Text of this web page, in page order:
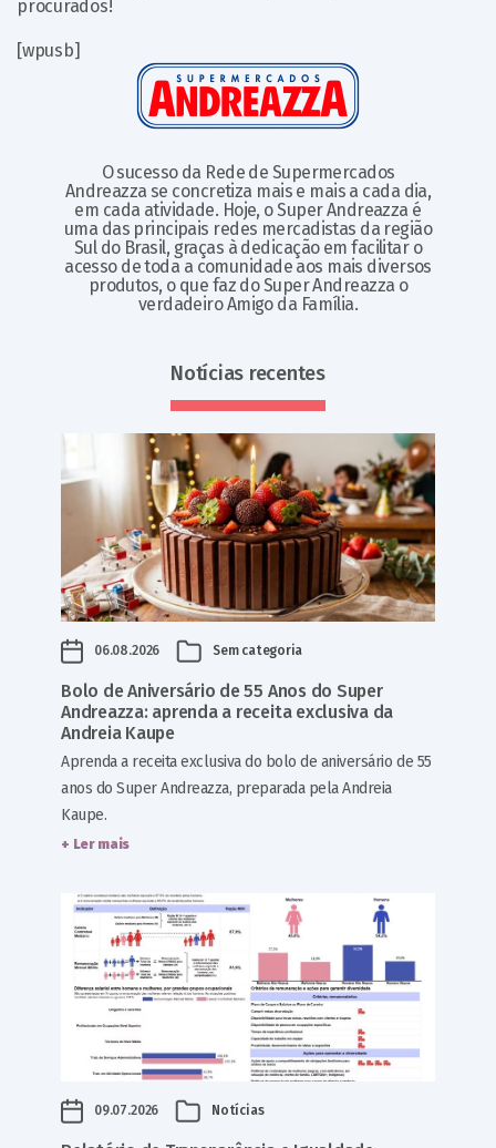
procurados!
[wpusb]
O sucesso da Rede de Supermercados
Andreazza se concretiza mais e mais a cada dia,
em cada atividade. Hoje, o Super Andreazza é
uma das principais redes mercadistas da região
Sul do Brasil, graças à dedicação em facilitar o
acesso de toda a comunidade aos mais diversos
produtos, o que faz do Super Andreazza o
verdadeiro Amigo da Família.
Notícias recentes
06.08.2026 Sem categoria
Bolo de Aniversário de 55 Anos do Super
Andreazza: aprenda a receita exclusiva da
Andreia Kaupe
Aprenda a receita exclusiva do bolo de aniversário de 55
anos do Super Andreazza, preparada pela Andreia
Kaupe.
+ Ler mais
09.07.2026 Notícias